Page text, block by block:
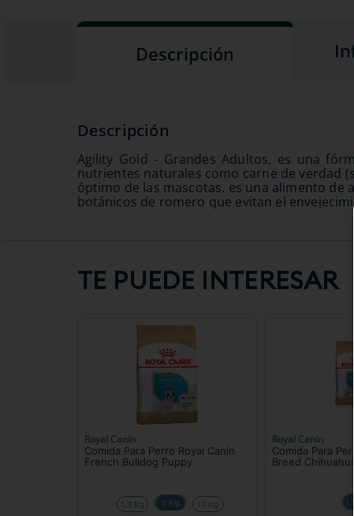
Descripción
Agility Gold - Grandes Adultos, es una
nutrientes naturales como carne de verdad
óptimo de las mascotas. es una alimento de
botánicos de romero que evitan el
TE PUEDE INTERESAR
Royal Canin
Comida Para Perro Royal Canin
French Bulldog Puppy
1.3 Kg 3 Kg 10 Kg
Royal Canin
Comida Para
Breed